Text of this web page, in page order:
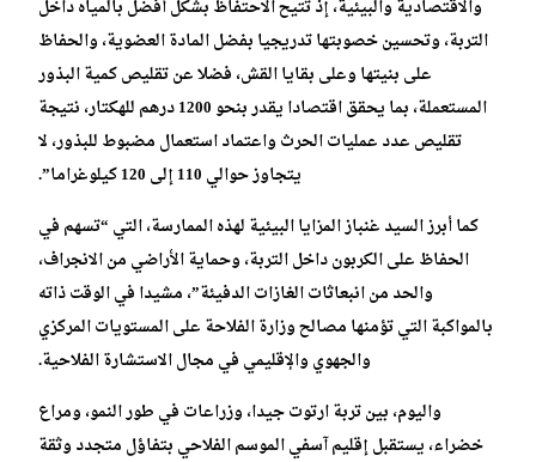
والاقتصادية والبيئية، إذ تتيح الاحتفاظ بشكل أفضل بالمياه داخل
التربة، وتحسين خصوبتها تدريجيا بفضل المادة العضوية، والحفاظ
على بنيتها وعلى بقايا القش، فضلا عن تقليص كمية البذور
المستعملة، بما يحقق اقتصادا يقدر بنحو 1200 درهم للهكتار، نتيجة
تقليص عدد عمليات الحرث واعتماد استعمال مضبوط للبذور، لا
يتجاوز حوالي 110 إلى 120 كيلوغراما”.
كما أبرز السيد غنباز المزايا البيئية لهذه الممارسة، التي “تسهم في
الحفاظ على الكربون داخل التربة، وحماية الأراضي من الانجراف،
والحد من انبعاثات الغازات الدفيئة”، مشيدا في الوقت ذاته
بالمواكبة التي تؤمنها مصالح وزارة الفلاحة على المستويات المركزي
والجهوي والإقليمي في مجال الاستشارة الفلاحية.
واليوم، بين تربة ارتوت جيدا، وزراعات في طور النمو، ومراع
خضراء، يستقبل إقليم آسفي الموسم الفلاحي بتفاؤل متجدد وثقة